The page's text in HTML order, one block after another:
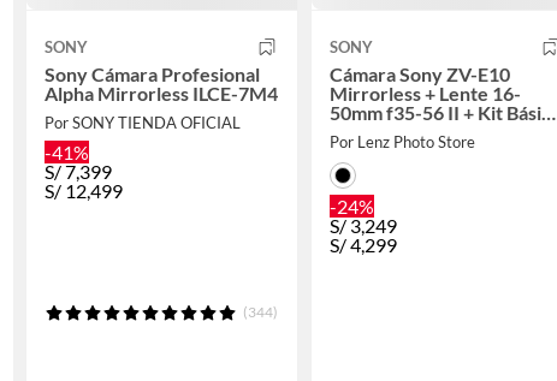
SONY
Sony Cámara Profesional
Alpha Mirrorless ILCE-7M4
Por SONY TIENDA OFICIAL
-41%
S/7,399
S/ 12,499
(344)
SONY
Cámara Sony ZV-E10
Mirrorless + Lente 16-
50mm f35-56 II + Kit Básico
de Accesorios
Por Lenz Photo Store
-24%
S/ 3,249
S/4,299